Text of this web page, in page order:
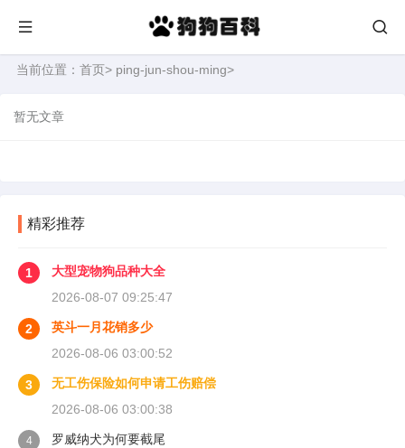
当前位置： 首页> ping-jun-shou-ming>
暂无文章
精彩推荐
1
大型宠物狗品种大全
2026-08-07 09:25:47
2
英斗一月花销多少
2026-08-06 03:00:52
3
无工伤保险如何申请工伤赔偿
2026-08-06 03:00:38
4
罗威纳犬为何要截尾